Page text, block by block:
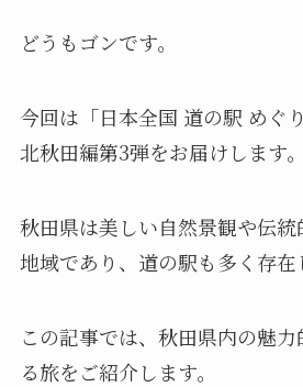
どうもゴンです。
今回は「日本全国 道の駅 めぐ
北秋田編第3弾をお届けします。
秋田県は美しい自然景観や伝
地域であり、道の駅も多く存在
この記事では、秋田県内の魅
る旅をご紹介します。